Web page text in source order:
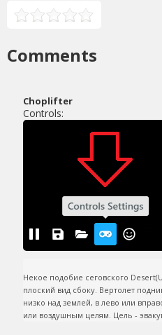
Comments
Choplifter
Controls:
Некое подобие сеговского
плоский вид сбоку. Вертолет
низко над землей, в лево или
или воздушным целям. Цель -